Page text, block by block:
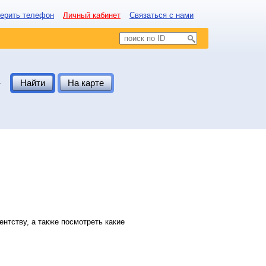
телефон Личный кабинет Связаться с нами
Найти На карте
а также посмотреть какие